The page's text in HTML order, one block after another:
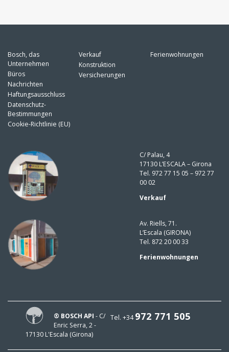
Bosch, das
Unternehmen
Büros
Nachrichten
Haftungsausschluss
Datenschutz-
Bestimmungen
Cookie-Richtlinie (EU)
Verkauf
Konstruktion
Versicherungen
Ferienwohnungen
C/ Palau, 4
17130 L’ESCALA – Girona
Tel. 972 77 15 05 – 972 77
00 02
Verkauf
Av. Riells, 71.
L’Escala (GIRONA)
Tel. 872 20 00 33
Ferienwohnungen
Tel. +34972 771 505
® BOSCH API - C/
Enric Serra, 2 -
17130 L'Escala (Girona)